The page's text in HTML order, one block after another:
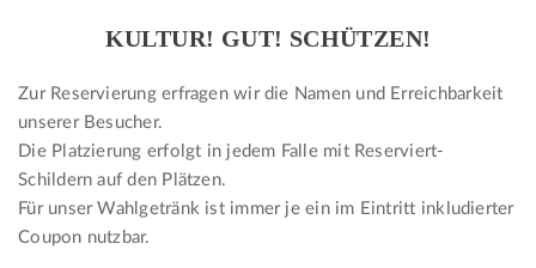
KULTUR! GUT! SCHÜTZEN!
Zur Reservierung erfragen wir die Namen und Erreichbarkeit
unserer Besucher.
Die Platzierung erfolgt in jedem Falle mit Reserviert-
Schildern auf den Plätzen.
Für unser Wahlgetränk ist immer je ein im Eintritt inkludierter
Coupon nutzbar.